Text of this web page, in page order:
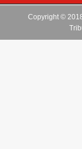
Copyright ©